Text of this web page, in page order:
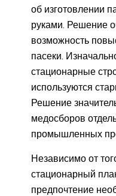
об изготовлении
руками. Решение
возможность
пасеки.
стационарные
используются
Решение
медосборов
промышленных
Независимо от
стационарный
предпочтение